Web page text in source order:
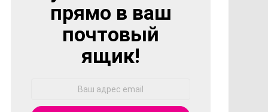
прямо в ваш
почтовый
ящик!